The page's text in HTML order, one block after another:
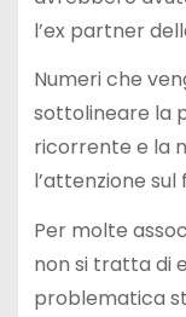
l’ex partner
Numeri che
sottolineare la
ricorrente e la
l’attenzione sul
Per molte
non si tratta di
problematica